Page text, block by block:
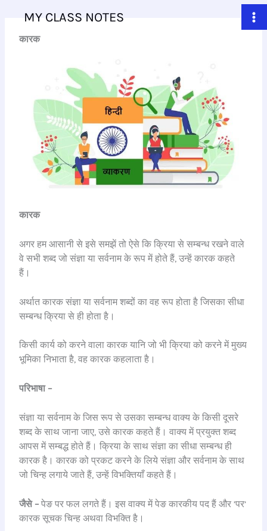
content
MY CLASS NOTES
कारक
कारक
अगर हम आसानी से इसे समझें तो ऐसे कि क्रिया से सम्बन्ध रखने वाले
वे सभी शब्द जो संज्ञा या सर्वनाम के रूप में होते हैं, उन्हें कारक कहते
हैं।
अर्थात कारक संज्ञा या सर्वनाम शब्दों का वह रूप होता है जिसका सीधा
सम्बन्ध क्रिया से ही होता है।
किसी कार्य को करने वाला कारक यानि जो भी क्रिया को करने में मुख्य
भूमिका निभाता है, वह कारक कहलाता है।
परिभाषा –
संज्ञा या सर्वनाम के जिस रूप से उसका सम्बन्ध वाक्य के किसी दूसरे
शब्द के साथ जाना जाए, उसे कारक कहते हैं। वाक्य में प्रयुक्त शब्द
आपस में सम्बद्ध होते हैं। क्रिया के साथ संज्ञा का सीधा सम्बन्ध ही
कारक है। कारक को प्रकट करने के लिये संज्ञा और सर्वनाम के साथ
जो चिन्ह लगाये जाते हैं, उन्हें विभक्तियाँ कहते हैं।
जैसे – पेङ पर फल लगते हैं। इस वाक्य में पेङ कारकीय पद हैं और ’पर’
कारक सूचक चिन्ह अथवा विभक्ति है।